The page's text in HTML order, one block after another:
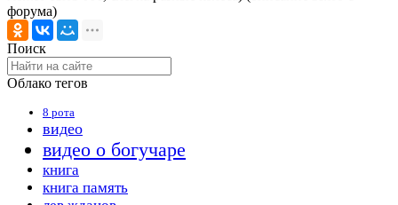
форума)
Поиск
Облако тегов
8 рота
видео
видео о богучаре
книга
книга память